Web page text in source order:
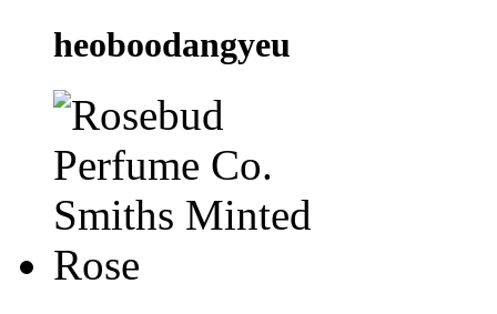
heoboodangyeu